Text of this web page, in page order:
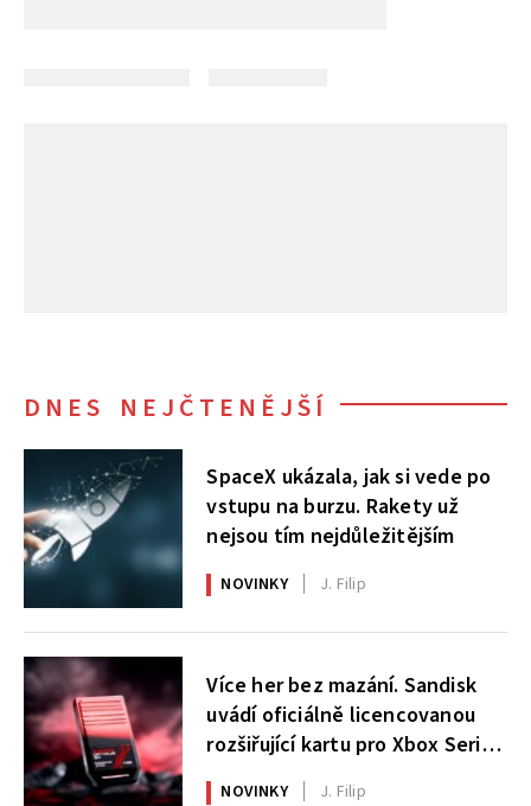
DNES NEJČTENĚJŠÍ
SpaceX ukázala, jak si vede po
vstupu na burzu. Rakety už
nejsou tím nejdůležitějším
NOVINKY J. Filip
Více her bez mazání. Sandisk
uvádí oficiálně licencovanou
rozšiřující kartu pro Xbox Series
X|S
NOVINKY J. Filip